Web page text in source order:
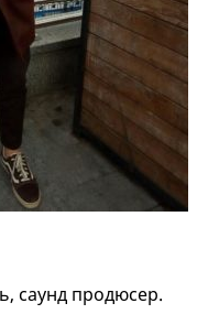
саунд продюсер.